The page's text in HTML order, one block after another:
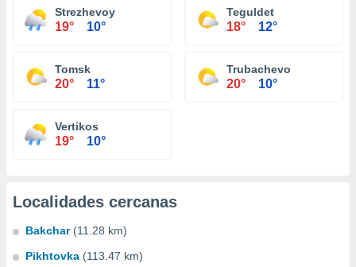
Strezhevoy
19° 10°
Teguldet
18° 12°
Tomsk
20° 11°
Trubachevo
20° 10°
Vertikos
19° 10°
Localidades cercanas
Bakchar (11.28 km)
Pikhtovka (113.47 km)